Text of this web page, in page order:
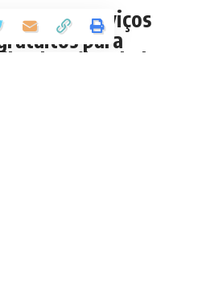
serviços
para
Liberdade